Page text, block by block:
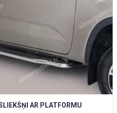
AR PLATFORMU